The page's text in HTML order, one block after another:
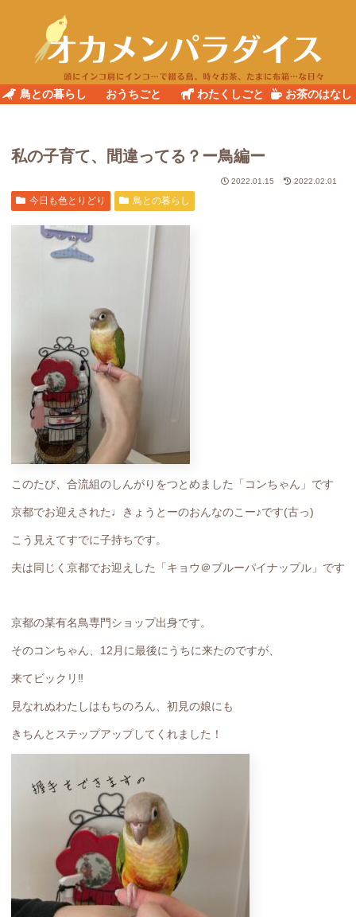
鳥との暮らし おうちごと わたくしごと お茶のはなし
私の子育て、間違ってる？ー鳥編ー
2022.01.15 2022.02.01
今日も色とりどり 鳥との暮らし
このたび、合流組のしんがりをつとめました「コンちゃん」です
京都でお迎えされた♩きょうとーのおんなのこー♪です(古っ)
こう見えてすでに子持ちです。
夫は同じく京都でお迎えした「キョウ＠ブルーパイナップル」です
京都の某有名鳥専門ショップ出身です。
そのコンちゃん、12月に最後にうちに来たのですが、
来てビックリ‼️
見なれぬわたしはもちのろん、初見の娘にも
きちんとステップアップしてくれました！